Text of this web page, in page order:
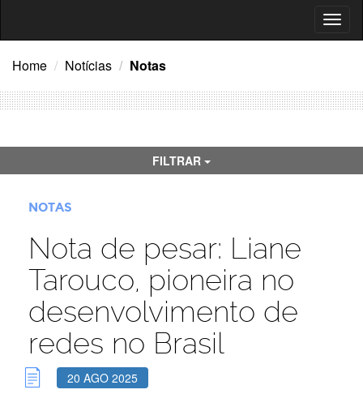
Home Notícias Notas
FILTRAR
NOTAS
Nota de pesar: Liane
Tarouco, pioneira no
desenvolvimento de
redes no Brasil
20 AGO 2025